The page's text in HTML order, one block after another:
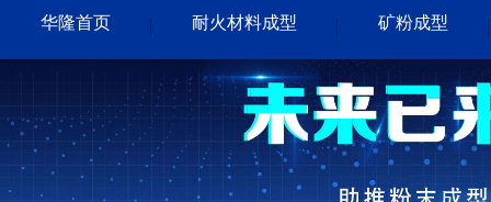
华隆首页 耐火材料成型 矿粉成型